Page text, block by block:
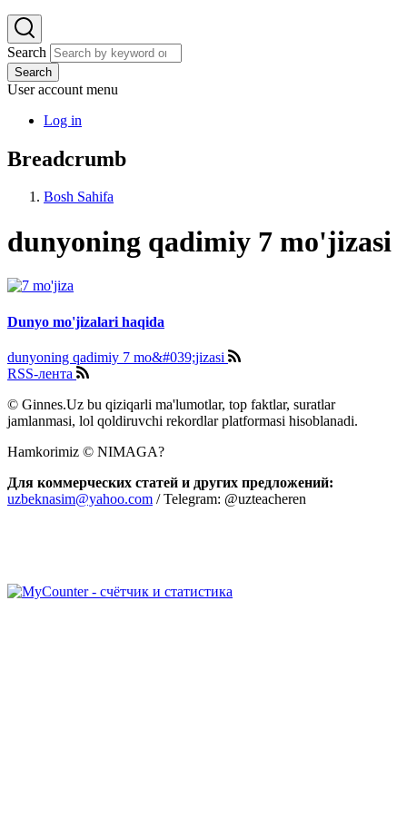
Search
Search
User account menu
Log in
Breadcrumb
Bosh Sahifa
dunyoning qadimiy 7 mo'jizasi
Dunyo mo'jizalari haqida
dunyoning qadimiy 7 mo&#039;jizasi
RSS-лента
© Ginnes.Uz bu qiziqarli ma'lumotlar, top faktlar, suratlar
jamlanmasi, lol qoldiruvchi rekordlar platformasi hisoblanadi.
Hamkorimiz © NIMAGA?
Для коммерческих статей и других предложений:
uzbeknasim@yahoo.com / Telegram: @uzteacheren